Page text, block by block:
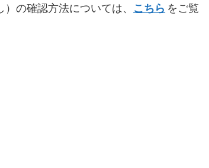
の確認方法については、 こちら をご覧